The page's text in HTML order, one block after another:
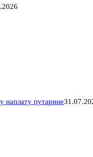
наплату путарине